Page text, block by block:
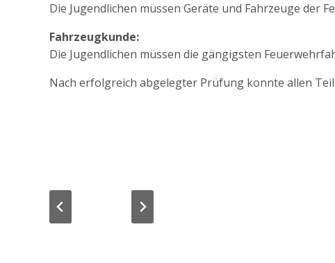
Die Jugendlichen müssen Geräte und Fahrzeuge der
Fahrzeugkunde:
Die Jugendlichen müssen die gängigsten
Nach erfolgreich abgelegter Prüfung konnte allen